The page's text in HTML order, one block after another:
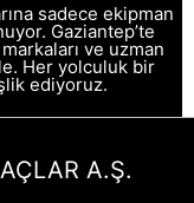
sadece ekipman
Gaziantep’te
ve uzman
Her yolculuk bir
ediyoruz.
A.Ş.